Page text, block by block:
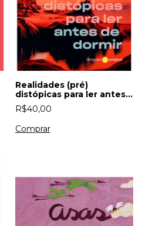
Realidades (pré)
distópicas para ler antes
de dormir
R$40,00